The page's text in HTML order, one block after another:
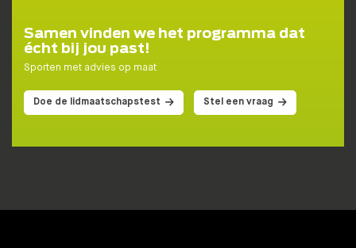
Samen vinden we het programma dat
écht bij jou past!
Sporten met advies op maat
Doe de lidmaatschapstest Stel een vraag